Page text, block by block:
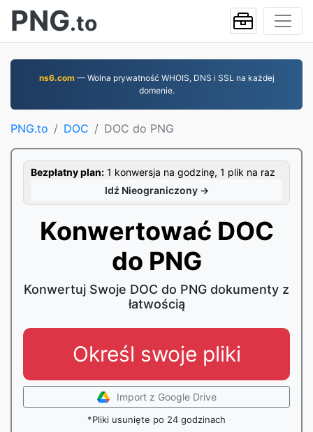
PNG.to
ns6.com— Wolna prywatność WHOIS, DNS i SSL na każdej
domenie.
PNG.to DOC DOC do PNG
Bezpłatny plan: 1 konwersja na godzinę, 1 plik na raz
Idź Nieograniczony →
Konwertować DOC
do PNG
Konwertuj Swoje DOC do PNG dokumenty z
łatwością
Określ swoje pliki
Import z Google Drive
*Pliki usunięte po 24 godzinach